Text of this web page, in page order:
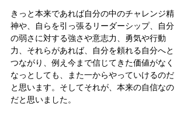
きっと本来であれば自分の中のチャレンジ精
神や、自らを引っ張るリーダーシップ、自分
の弱さに対する強さや意志力、勇気や行動
力、それらがあれば、自分を頼れる自分へと
つながり、例え今まで信じてきた価値がなく
なっとしても、また一からやっていけるのだ
と思います。そしてそれが、本来の自信なの
だと思いました。